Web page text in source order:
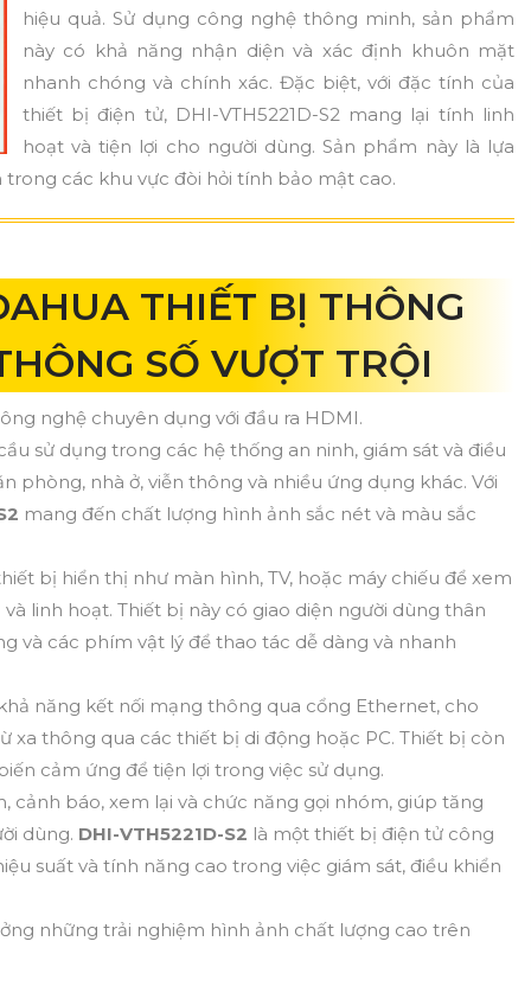
hiệu quả. Sử dụng công nghệ thông minh, sản phẩm
này có khả năng nhận diện và xác định khuôn mặt
nhanh chóng và chính xác. Đặc biệt, với đặc tính của
thiết bị điện tử, DHI-VTH5221D-S2 mang lại tính linh
hoạt và tiện lợi cho người dùng. Sản phẩm này là lựa
các khu vực đòi hỏi tính bảo mật cao.
THIẾT BỊ THÔNG
SỐ VƯỢT TRỘI
nghệ chuyên dụng với đầu ra HDMI.
sử dụng trong các hệ thống an ninh, giám sát và điều
phòng, nhà ở, viễn thông và nhiều ứng dụng khác. Với
mang đến chất lượng hình ảnh sắc nét và màu sắc
bị hiển thị như màn hình, TV, hoặc máy chiếu để xem
linh hoạt. Thiết bị này có giao diện người dùng thân
và các phím vật lý để thao tác dễ dàng và nhanh
năng kết nối mạng thông qua cổng Ethernet, cho
xa thông qua các thiết bị di động hoặc PC. Thiết bị còn
cảm ứng để tiện lợi trong việc sử dụng.
cảnh báo, xem lại và chức năng gọi nhóm, giúp tăng
dùng. DHI-VTH5221D-S2 là một thiết bị điện tử công
suất và tính năng cao trong việc giám sát, điều khiển
những trải nghiệm hình ảnh chất lượng cao trên